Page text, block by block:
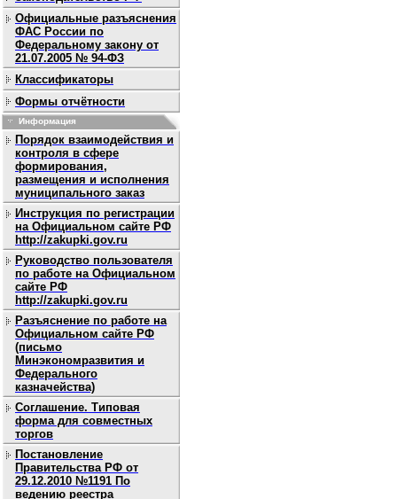
Официальные разъяснения
ФАС России по
Федеральному закону от
21.07.2005 № 94-ФЗ
Классификаторы
Формы отчётности
Информация
Порядок взаимодействия и
контроля в сфере
формирования,
размещения и исполнения
муниципального заказ
Инструкция по регистрации
на Официальном сайте РФ
http://zakupki.gov.ru
Руководство пользователя
по работе на Официальном
сайте РФ
http://zakupki.gov.ru
Разъяснение по работе на
Официальном сайте РФ
(письмо
Минэкономразвития и
Федерального
казначейства)
Соглашение. Типовая
форма для совместных
торгов
Постановление
Правительства РФ от
29.12.2010 №1191 По
ведению реестра